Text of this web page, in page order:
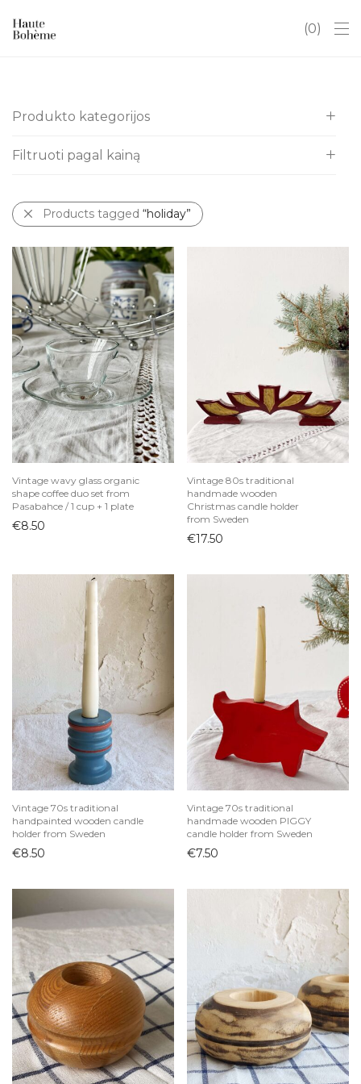
0
Produkto kategorijos
Visos
Kalėdos
Art Deco
Baldai
Chinoserie
Dovanų kuponai
Hobiams
Indai
Arbatinukai
Ąsočiai
Biriems produktams
Cukrinės
Desertinės lėkštutės
Dubenys
Kavai ir arbatai
Kepimo indai
Ledainės ir desertinės
Padažinės
Padėklai
Padėkliukai
Pieninukės
Puodai ir keptuvės
Puodeliai
Sriubinės
Stalo įrankiai
Taurės ir stiklinės
Interjero detalės
Papuošalų dėžutės
Paveikslai ir printai
Rėmeliai
Sienų dekoras
Statulėlės
Vazonai
Vazos
Filtruoti pagal kainą
All
€0-€10
€10-€20
Products tagged “holiday”
Vintage wavy glass organic
shape coffee duo set from
Pasabahce / 1 cup + 1 plate
€8.50
Vintage 80s traditional
handmade wooden
Christmas candle holder
from Sweden
€17.50
Vintage 70s traditional
handpainted wooden candle
holder from Sweden
€8.50
Vintage 70s traditional
handmade wooden PIGGY
candle holder from Sweden
€7.50